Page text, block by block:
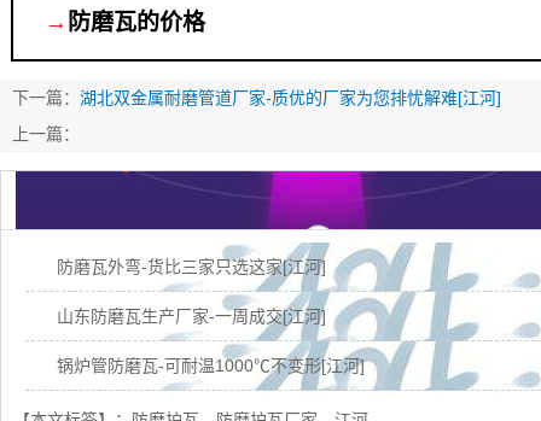
→ 防磨瓦的价格
下一篇： 湖北双金属耐磨管道厂家-质优的厂家为您排忧解难[江河]
上一篇：
防磨瓦外弯-货比三家只选这家[江河]
山东防磨瓦生产厂家-一周成交[江河]
锅炉管防磨瓦-可耐温1000℃不变形[江河]
不锈钢防磨瓦-材质多样寿命长达5年[江河]